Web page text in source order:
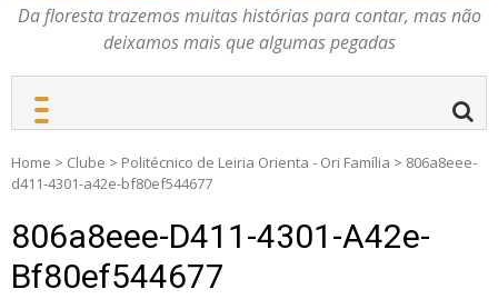
Da floresta trazemos muitas histórias para contar, mas não
deixamos mais que algumas pegadas
Home > Clube > Politécnico de Leiria Orienta - Ori Família > 806a8eee-
d411-4301-a42e-bf80ef544677
806a8eee-D411-4301-A42e-
Bf80ef544677